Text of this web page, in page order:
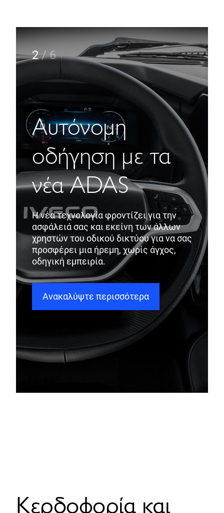
Αυτόνομη
οδήγηση με τα
νέα ADAS
Η νέα τεχνολογία φροντίζει για την
ασφάλειά σας και εκείνη των άλλων
χρηστών του οδικού δικτύου για να σας
προσφέρει μια ήρεμη, χωρίς άγχος,
οδηγική εμπειρία.
Ανακαλύψτε περισσότερα
2/6
Κερδοφορία και